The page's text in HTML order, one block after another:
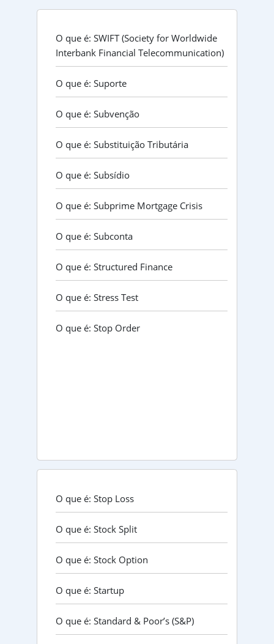
O que é: SWIFT (Society for Worldwide
Interbank Financial Telecommunication)
O que é: Suporte
O que é: Subvenção
O que é: Substituição Tributária
O que é: Subsídio
O que é: Subprime Mortgage Crisis
O que é: Subconta
O que é: Structured Finance
O que é: Stress Test
O que é: Stop Order
O que é: Stop Loss
O que é: Stock Split
O que é: Stock Option
O que é: Startup
O que é: Standard & Poor’s (S&P)